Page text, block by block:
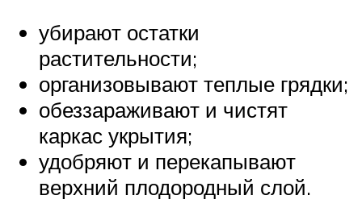
убирают остатки
растительности;
организовывают теплые грядки;
обеззараживают и чистят
каркас укрытия;
удобряют и перекапывают
верхний плодородный слой.